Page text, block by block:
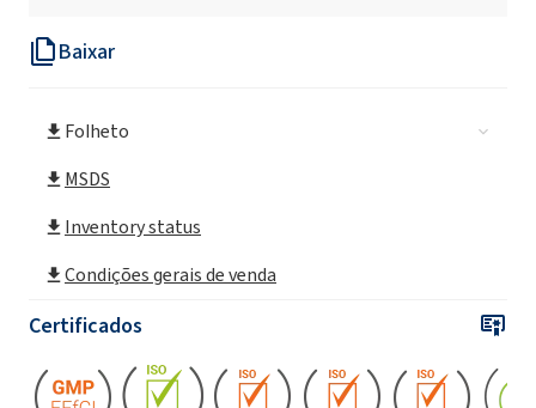
Baixar
Folheto
MSDS
Inventory status
Condições gerais de venda
Certificados
ROSULfan®L MB (Lauril Sulfato de Sódio)
ROSULfan®L / PH MB (Lauril Sulfato de
Sódio)
ROSULfan®LP (Lauril Sulfato de Sódio)